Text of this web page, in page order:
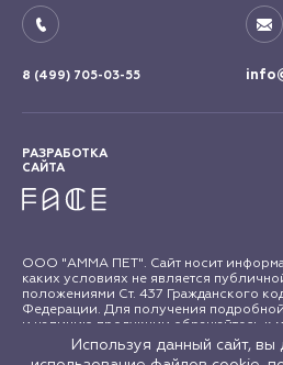
8 (499) 705-03-55
РАЗРАБОТКА
САЙТА
ООО "АММА ПЕТ". Сайт носит
каких условиях не является
положениями Ст. 437 Гражданского
Федерации. Для получения
и наличию продукции обращайтесь к
"АММА ПЕТ". Все права на материалы
соответствии с российским и
Используя данный сайт, вы